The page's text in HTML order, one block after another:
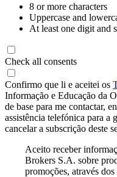
8 or more characters
Uppercase and
At least one digit and
Check all consents
Confirmo que li e aceitei os
Informação e Educação da
de base para me contactar,
assistência telefónica para a
cancelar a subscrição deste
Aceito receber
Brokers S.A. sobre
promoções, através